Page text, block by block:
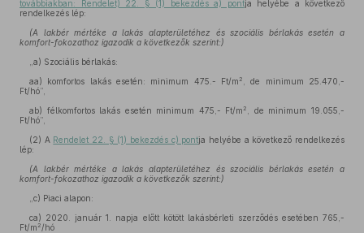
továbbiakban: Rendelet) 22. § (1) bekezdés a) pontja helyébe a következő
rendelkezés lép:
(A lakbér mértéke a lakás alapterületéhez és szociális bérlakás esetén a
komfort-fokozathoz igazodik a következők szerint:)
„a) Szociális bérlakás:
aa) komfortos lakás esetén: minimum 475.- Ft/m 2
, de minimum 25.470,-
Ft/hó”,
ab) félkomfortos lakás esetén minimum 475,- Ft/m2
, de minimum 19.055,-
Ft/hó”,
(2) A Rendelet 22. § (1) bekezdés c) pontja helyébe a következő rendelkezés
lép:
(A lakbér mértéke a lakás alapterületéhez és szociális bérlakás esetén a
komfort-fokozathoz igazodik a következők szerint:)
„c) Piaci alapon:
ca) 2020. január 1. napja előtt kötött lakásbérleti szerződés esetében 765,-
Ft/m 2 /hó